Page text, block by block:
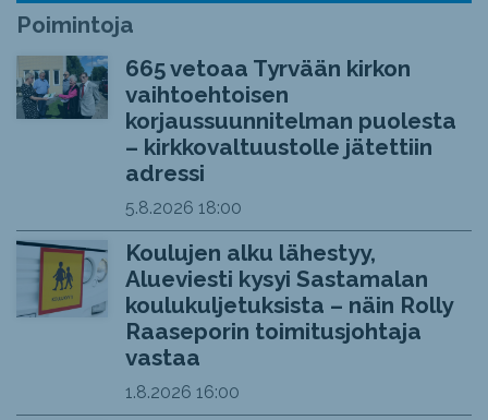
Poimintoja
665 vetoaa Tyrvään kirkon
vaihtoehtoisen
korjaussuunnitelman puolesta
– kirkkovaltuustolle jätettiin
adressi
5.8.2026 18:00
Koulujen alku lähestyy,
Alueviesti kysyi Sastamalan
koulukuljetuksista – näin Rolly
Raaseporin toimitusjohtaja
vastaa
1.8.2026 16:00